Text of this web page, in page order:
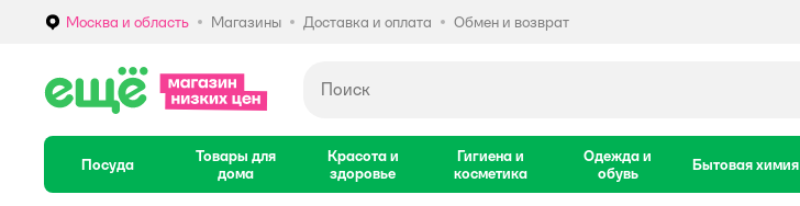
Выбор адреса доставки.
Москва и область Магазины Доставка и оплата Обмен и возврат
Посуда
Товары для
дома
Красота и
здоровье
Гигиена и
косметика
Одежда и
обувь
Бытовая химия